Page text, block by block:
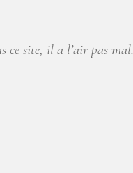
ce site, il a l’air pas mal.